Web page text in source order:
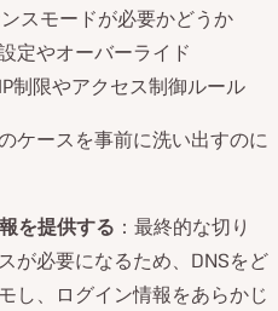
スモードが必要かどうか
定やオーバーライド
制限やアクセス制御ルール
ケースを事前に洗い出すのに
を提供する ：最終的な切り
が必要になるため、DNSをど
し、ログイン情報をあらかじ